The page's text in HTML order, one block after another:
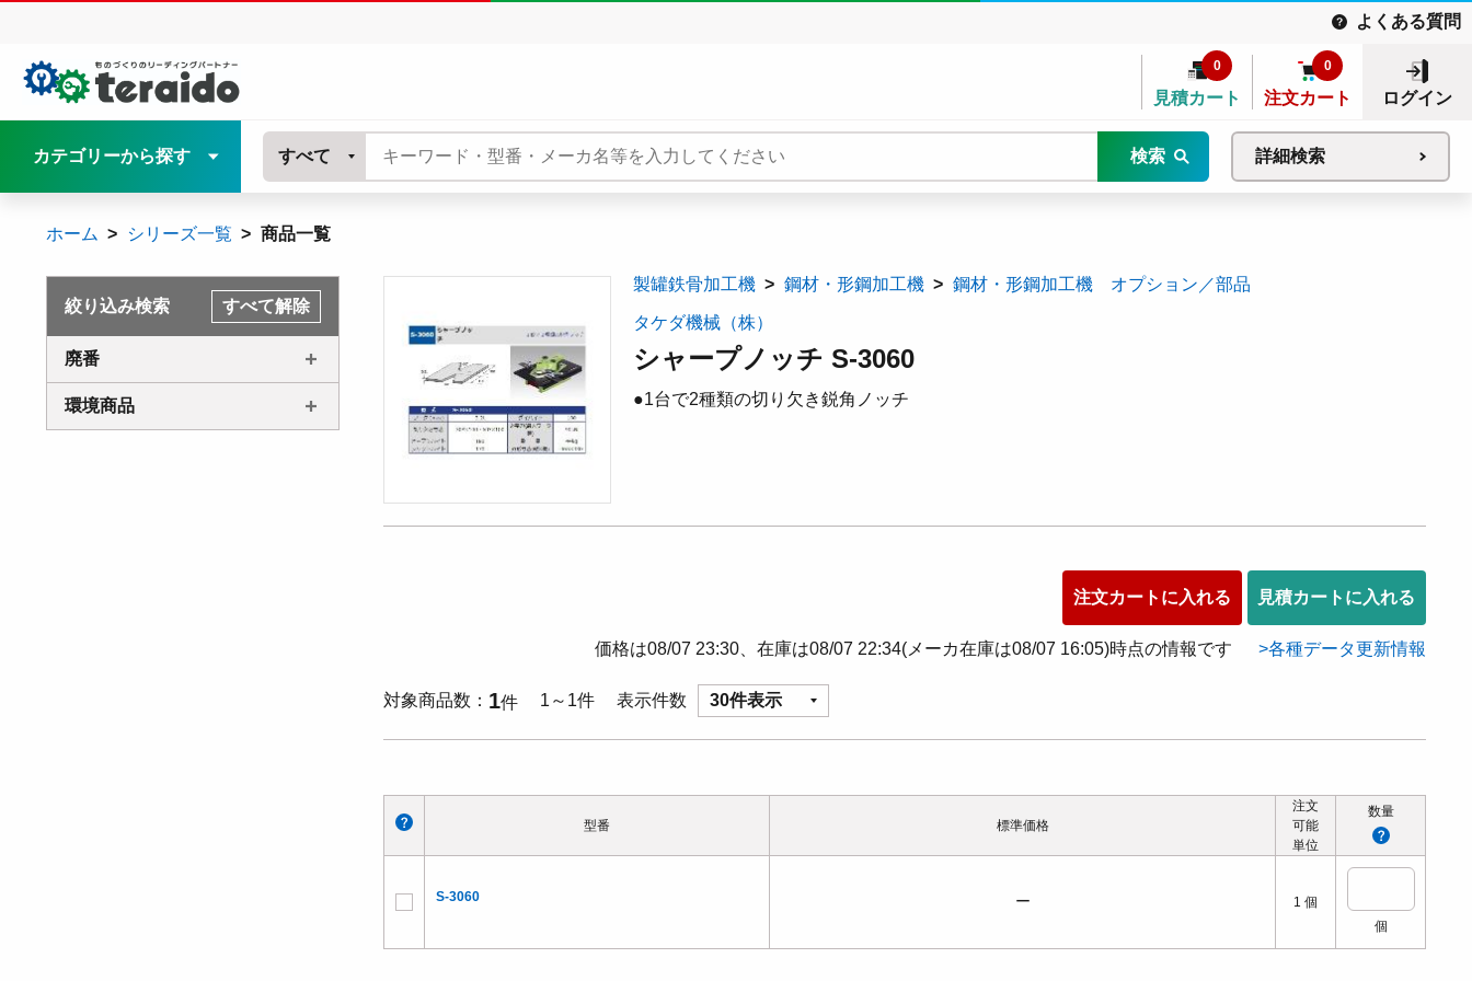
よくある質問
見積カート
0
注文カート
0
ログイン
カテゴリーから探す すべて 検索 詳細検索
ホーム シリーズ一覧 商品一覧
絞り込み検索 すべて解除
廃番
環境商品
製罐鉄骨加工機 鋼材・形鋼加工機 鋼材・形鋼加工機 オプション／部品
タケダ機械（株）
シャープノッチ S-3060
●1台で2種類の切り欠き鋭角ノッチ
注文カートに入れる 見積カートに入れる
価格は08/07 23:30、在庫は08/07 22:34(メーカ在庫は08/07 16:05)時点の情報です 各種データ更新情報
対象商品数 1件 1～1件 表示件数 30件表示
型番 標準価格
注文
可能
単位
数量
S-3060 ー 1 個
個